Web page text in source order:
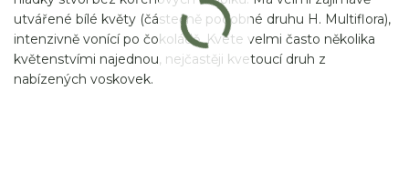
utvářené bílé květy (částečně podobné druhu H. Multiflora),
intenzivně vonící po čokoládě. Kvete velmi často několika
květenstvími najednou, nejčastěji kvetoucí druh z
nabízených voskovek.